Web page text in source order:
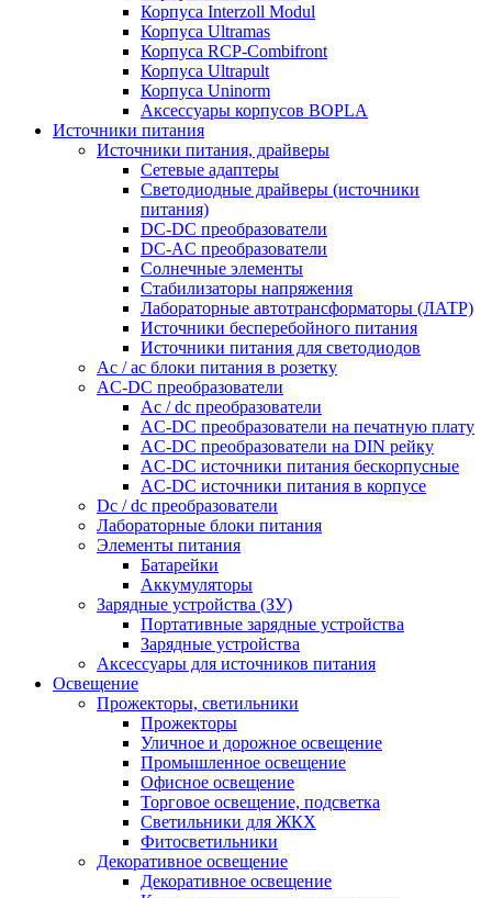
Корпуса Interzoll Modul
Корпуса Ultramas
Корпуса RCP-Combifront
Корпуса Ultrapult
Корпуса Uninorm
Аксессуары корпусов BOPLA
Источники питания
Источники питания, драйверы
Сетевые адаптеры
Светодиодные драйверы (источники
питания)
DC-DC преобразователи
DC-AC преобразователи
Солнечные элементы
Стабилизаторы напряжения
Лабораторные автотрансформаторы (ЛАТР)
Источники бесперебойного питания
Источники питания для светодиодов
Ac / ac блоки питания в розетку
AC-DC преобразователи
Ac / dc преобразователи
AC-DC преобразователи на печатную плату
AC-DC преобразователи на DIN рейку
AC-DC источники питания бескорпусные
AC-DC источники питания в корпусе
Dc / dc преобразователи
Лабораторные блоки питания
Элементы питания
Батарейки
Аккумуляторы
Зарядные устройства (ЗУ)
Портативные зарядные устройства
Зарядные устройства
Аксессуары для источников питания
Освещение
Прожекторы, светильники
Прожекторы
Уличное и дорожное освещение
Промышленное освещение
Офисное освещение
Торговое освещение, подсветка
Светильники для ЖКХ
Фитосветильники
Декоративное освещение
Декоративное освещение